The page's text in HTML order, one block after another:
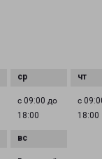
с 09:00 до
18:00
с
18:00